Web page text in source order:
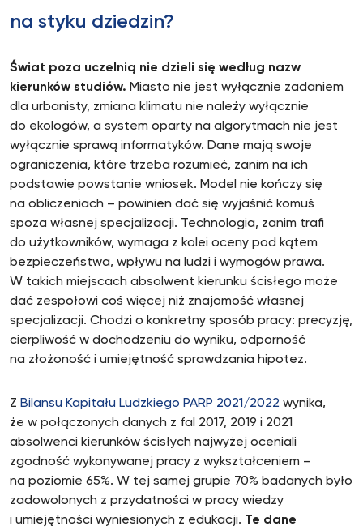
na styku dziedzin?
Świat poza uczelnią nie dzieli się według nazw
kierunków studiów. Miasto nie jest wyłącznie zadaniem
dla urbanisty, zmiana klimatu nie należy wyłącznie
do ekologów, a system oparty na algorytmach nie jest
wyłącznie sprawą informatyków. Dane mają swoje
ograniczenia, które trzeba rozumieć, zanim na ich
podstawie powstanie wniosek. Model nie kończy się
na obliczeniach – powinien dać się wyjaśnić komuś
spoza własnej specjalizacji. Technologia, zanim trafi
do użytkowników, wymaga z kolei oceny pod kątem
bezpieczeństwa, wpływu na ludzi i wymogów prawa.
W takich miejscach absolwent kierunku ścisłego może
dać zespołowi coś więcej niż znajomość własnej
specjalizacji. Chodzi o konkretny sposób pracy: precyzję,
cierpliwość w dochodzeniu do wyniku, odporność
na złożoność i umiejętność sprawdzania hipotez.
Z Bilansu Kapitału Ludzkiego PARP 2021/2022 wynika,
że w połączonych danych z fal 2017, 2019 i 2021
absolwenci kierunków ścisłych najwyżej oceniali
zgodność wykonywanej pracy z wykształceniem –
na poziomie 65%. W tej samej grupie 70% badanych było
zadowolonych z przydatności w pracy wiedzy
i umiejętności wyniesionych z edukacji. Te dane